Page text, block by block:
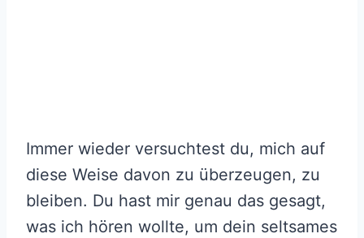
Immer wieder versuchtest du, mich auf
diese Weise davon zu überzeugen, zu
bleiben. Du hast mir genau das gesagt,
was ich hören wollte, um dein seltsames